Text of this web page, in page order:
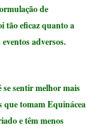
de
tão eficaz quanto a
adversos.
se sentir melhor mais
que tomam Equinácea
e têm menos